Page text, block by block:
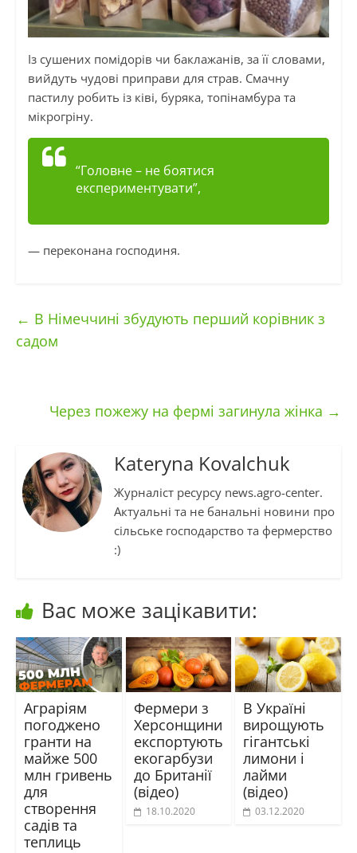
Із сушених помідорів чи баклажанів, за її словами,
вийдуть чудові приправи для страв. Смачну
пастилу робить із ківі, буряка, топінамбура та
мікрогріну.
“Головне – не боятися
експериментувати”,
— переконана господиня.
← В Німеччині збудують перший корівник з
садом
Через пожежу на фермі загинула жінка →
Kateryna Kovalchuk
Журналіст ресурсу news.agro-center.
Актуальні та не банальні новини про
сільське господарство та фермерство
:)
Вас може зацікавити:
Аграріям
погоджено
гранти на
майже 500
млн гривень
для
створення
садів та
теплиць
Фермери з
Херсонщини
експортують
екогарбузи
до Британії
(відео)
18.10.2020
В Україні
вирощують
гігантські
лимони і
лайми
(відео)
03.12.2020